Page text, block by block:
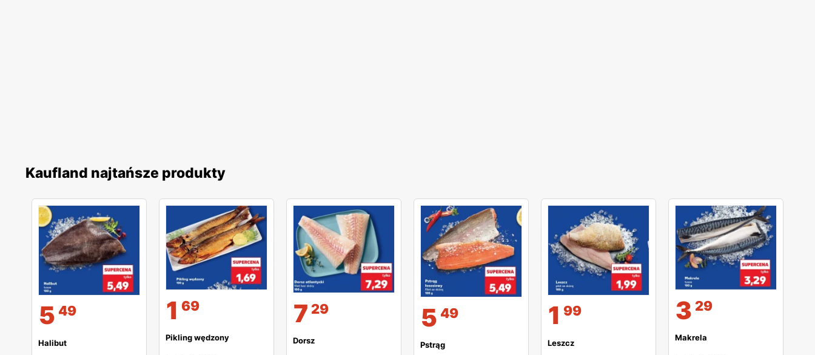
Kaufland najtańsze produkty
5 49
Halibut
1 69
Pikling wędzony
7 29
Dorsz
5 49
Pstrąg
1 99
Leszcz
3 29
Makrela